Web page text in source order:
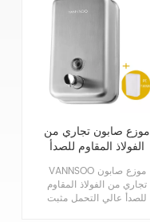
موزع صابون تجاري من
الفولاذ المقاوم للصدأ
مثبت على الحائط
شديد التحمل
VANNSOO موزع صابون
تجاري من الفولاذ المقاوم
للصدأ عالي التحمل مثبت